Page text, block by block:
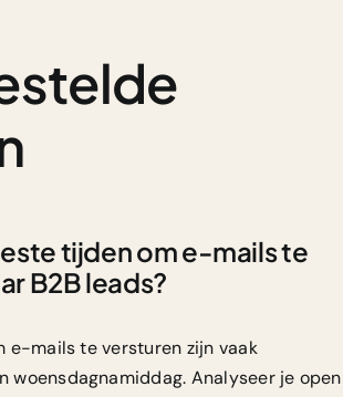
tijden om e-mails te
B2B leads?
e-mails te versturen zijn vaak
woensdagnamiddag. Analyseer je open